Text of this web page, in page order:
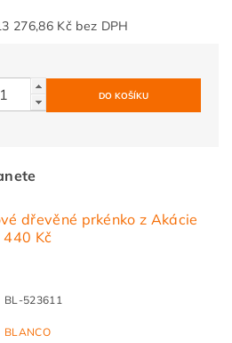
13 276,86 Kč bez DPH
dřevěné prkénko z Akácie
Kč
BL-523611
BLANCO